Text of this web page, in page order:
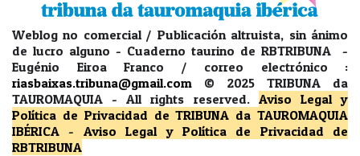
Weblog no comercial / Publicación altruista, sin ánimo
de lucro alguno - Cuaderno taurino de RBTRIBUNA -
Eugénio Eiroa Franco / correo electrónico :
riasbaixas.tribuna@gmail.com
© 2025 TRIBUNA da
TAUROMAQUIA -All rights reserved. Aviso Legal y
Política de Privacidad de TRIBUNA da TAUROMAQUIA
IBÉRICA - Aviso Legal y Política de Privacidad
de
RBTRIBUNA